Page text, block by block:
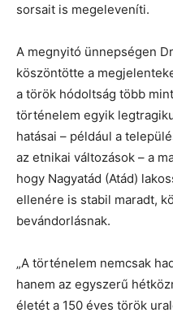
sorsait is megeleveníti.
A megnyitó ünnepségen
köszöntötte a
a török hódoltság több
történelem egyik
hatásai – például a
az etnikai változások – a
hogy Nagyatád (Atád)
ellenére is stabil maradt,
bevándorlásnak.
„A történelem nemcsak
hanem az egyszerű
életét a 150 éves török